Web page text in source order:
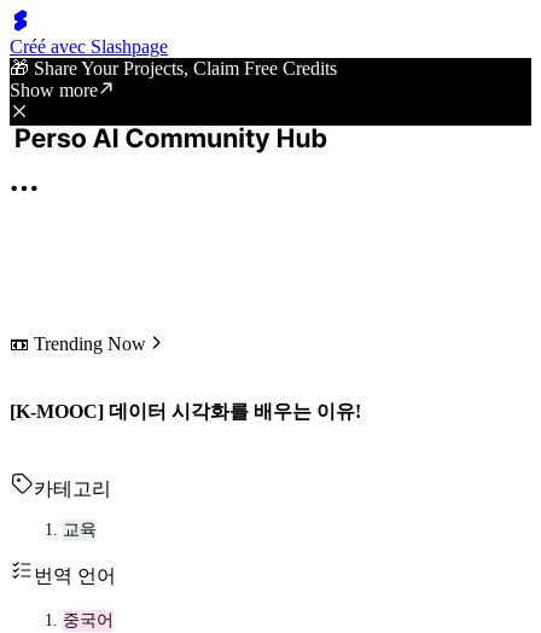
Créé avec Slashpage
🎁 Share Your Projects, Claim Free Credits
Show more
📼 Trending Now
[K-MOOC] 데이터 시각화를 배우는 이유!
카테고리
교육
번역 언어
중국어